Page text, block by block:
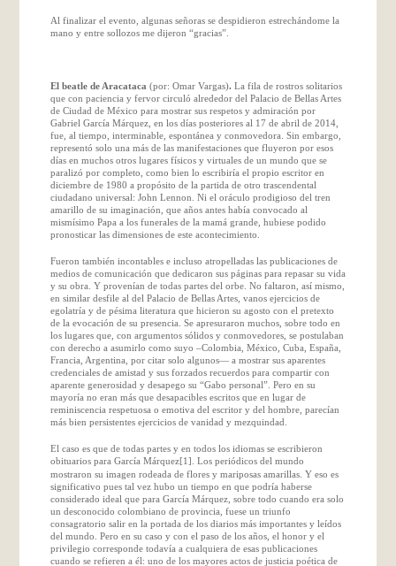
Al finalizar el evento, algunas señoras se despidieron estrechándome la
mano y entre sollozos me dijeron “gracias”.
El beatle de Aracataca (por: Omar Vargas). La fila de rostros solitarios
que con paciencia y fervor circuló alrededor del Palacio de Bellas Artes
de Ciudad de México para mostrar sus respetos y admiración por
Gabriel García Márquez, en los días posteriores al 17 de abril de 2014,
fue, al tiempo, interminable, espontánea y conmovedora. Sin embargo,
representó solo una más de las manifestaciones que fluyeron por esos
días en muchos otros lugares físicos y virtuales de un mundo que se
paralizó por completo, como bien lo escribiría el propio escritor en
diciembre de 1980 a propósito de la partida de otro trascendental
ciudadano universal: John Lennon . Ni el oráculo prodigioso del tren
amarillo de su imaginación, que años antes había convocado al
mismísimo Papa a los funerales de la mamá grande, hubiese podido
pronosticar las dimensiones de este acontecimiento.
Fueron también incontables e incluso atropelladas las publicaciones de
medios de comunicación que dedicaron sus páginas para repasar su vida
y su obra. Y provenían de todas partes del orbe. No faltaron, así mismo,
en similar desfile al del Palacio de Bellas Artes, vanos ejercicios de
egolatría y de pésima literatura que hicieron su agosto con el pretexto
de la evocación de su presencia. Se apresuraron muchos, sobre todo en
los lugares que, con argumentos sólidos y conmovedores, se postulaban
con derecho a asumirlo como suyo –Colombia, México, Cuba, España,
Francia, Argentina, por citar solo algunos— a mostrar sus aparentes
credenciales de amistad y sus forzados recuerdos para compartir con
aparente generosidad y desapego su “Gabo personal”. Pero en su
mayoría no eran más que desapacibles escritos que en lugar de
reminiscencia respetuosa o emotiva del escritor y del hombre, parecían
más bien persistentes ejercicios de vanidad y mezquindad.
El caso es que de todas partes y en todos los idiomas se escribieron
obituarios para García Márquez[1]
. Los periódicos del mundo
mostraron su imagen rodeada de flores y mariposas amarillas. Y eso es
significativo pues tal vez hubo un tiempo en que podría haberse
considerado ideal que para García Márquez, sobre todo cuando era solo
un desconocido colombiano de provincia, fuese un triunfo
consagratorio salir en la portada de los diarios más importantes y leídos
del mundo. Pero en su caso y con el paso de los años, el honor y el
privilegio corresponde todavía a cualquiera de esas publicaciones
cuando se refieren a él: uno de los mayores actos de justicia poética de